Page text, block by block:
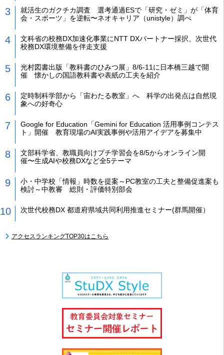
就活生のガクチカ調査 選考通過ESで「研究・ゼミ」が「体育
会・スポーツ」を逆転〜ネオキャリア（unistyle）調べ
文科省の校務DX加速化事業にNTT DXパートナー採択、次世代
校務DX環境整備を伴走支援
光村図書出版「教科書のひみつ展」8/6-11に日本橋三越で開
催 懐かしの国語教科書や表紙の工夫を紹介
定時制科学部から「宙わたる教室」へ 科学の出発点は自然現
象への好奇心
Google for Education「Gemini for Education 活用事例コンテス
ト」開催 教育現場のAI実践事例や活用アイデアを募集中
文部科学省、教職員向けプチ学習会を8/5からオンライン開
催〜生成AIや校務DXなど全5テーマ
小・中学校「情報」時数を提案～PC教室の工夫と整備促進案も
検討～中教審 総則・評価特別部会
次世代校務DX 都道府県域共同利用推進セミナー(群馬開催）
アクセスランキングTOP30はこちら